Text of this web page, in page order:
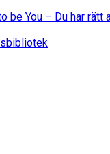
be You – Du har rätt